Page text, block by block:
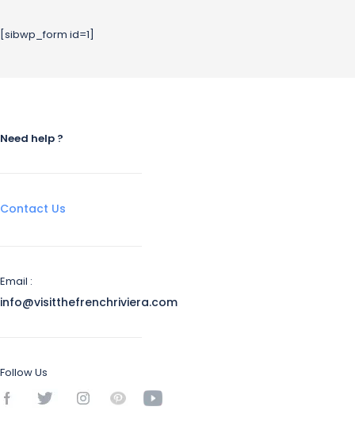
[sibwp_form id=1]
Need help ?
Contact Us
Email :
info@visitthefrenchriviera.com
Follow Us